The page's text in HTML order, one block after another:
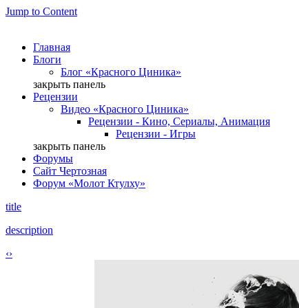
Jump to Content
Главная
Блоги
Блог «Красного Циника»
закрыть панель
Рецензии
Видео «Красного Циника»
Рецензии - Кино, Сериалы, Анимация
Рецензии - Игры
закрыть панель
Форумы
Сайт Чертозная
Форум «Молот Ктулху»
title
description
‹›